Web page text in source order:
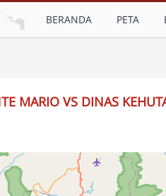
BERANDA PETA
MARIO VS DINAS